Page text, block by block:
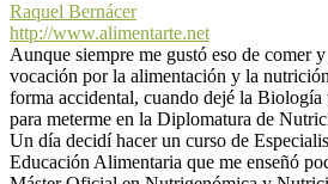
Raquel Bernácer
http://www.alimentarte.net
Aunque siempre me gustó eso de comer
vocación por la alimentación y la
forma accidental, cuando dejé la Biología
para meterme en la Diplomatura de
Un día decidí hacer un curso de
Educación Alimentaria que me enseñó